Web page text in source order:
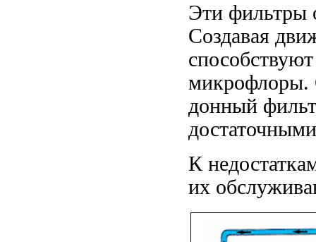
Эти фильтры
Создавая
микрофлоры.
донный
К
их